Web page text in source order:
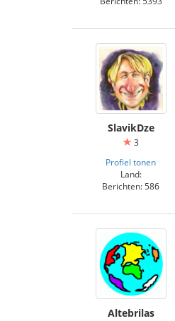
SlavikDze
3
Profiel tonen
Land:
Berichten: 586
Altebrilas